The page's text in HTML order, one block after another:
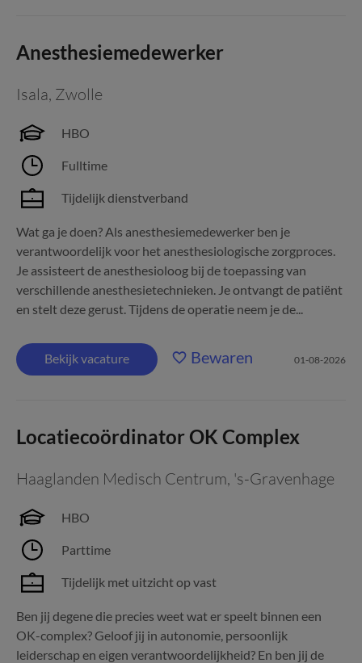
Anesthesiemedewerker
Isala, Zwolle
HBO
Fulltime
Tijdelijk dienstverband
Wat ga je doen? Als anesthesiemedewerker ben je
verantwoordelijk voor het anesthesiologische zorgproces.
Je assisteert de anesthesioloog bij de toepassing van
verschillende anesthesietechnieken. Je ontvangt de patiënt
en stelt deze gerust. Tijdens de operatie neem je de...
Bekijk vacature Bewaren 01-08-2026
Locatiecoördinator OK Complex
Haaglanden Medisch Centrum, 's-Gravenhage
HBO
Parttime
Tijdelijk met uitzicht op vast
Ben jij degene die precies weet wat er speelt binnen een
OK-complex? Geloof jij in autonomie, persoonlijk
leiderschap en eigen verantwoordelijkheid? En ben jij de